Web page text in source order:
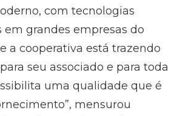
com tecnologias
grandes empresas do
a cooperativa está trazendo
seu associado e para toda
uma qualidade que é
mensurou